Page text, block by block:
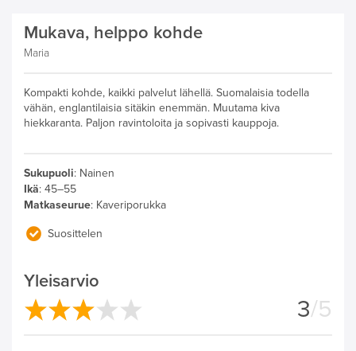
Mukava, helppo kohde
Maria
Kompakti kohde, kaikki palvelut lähellä. Suomalaisia todella
vähän, englantilaisia sitäkin enemmän. Muutama kiva
hiekkaranta. Paljon ravintoloita ja sopivasti kauppoja.
Sukupuoli: Nainen
Ikä: 45–55
Matkaseurue: Kaveriporukka
Suosittelen
Yleisarvio
3/5